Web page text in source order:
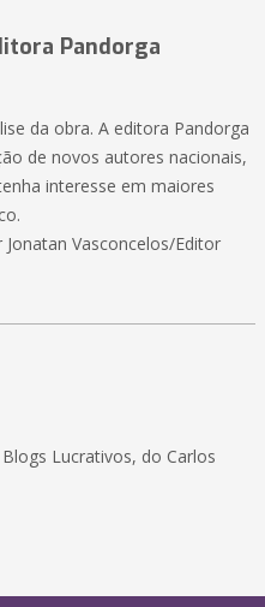
Pandorga
da obra. A editora Pandorga
de novos autores nacionais,
interesse em maiores
Vasconcelos/Editor
Lucrativos, do Carlos